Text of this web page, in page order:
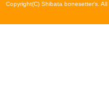
Copyright(C) Shibata bonesetter's. All